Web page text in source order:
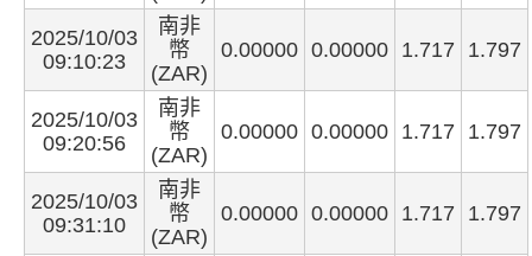
2025/10/03
09:10:23
南非
幣
(ZAR)
0.00000 0.00000 1.717 1.797
2025/10/03
09:20:56
南非
幣
(ZAR)
0.00000 0.00000 1.717 1.797
2025/10/03
09:31:10
南非
幣
(ZAR)
0.00000 0.00000 1.717 1.797